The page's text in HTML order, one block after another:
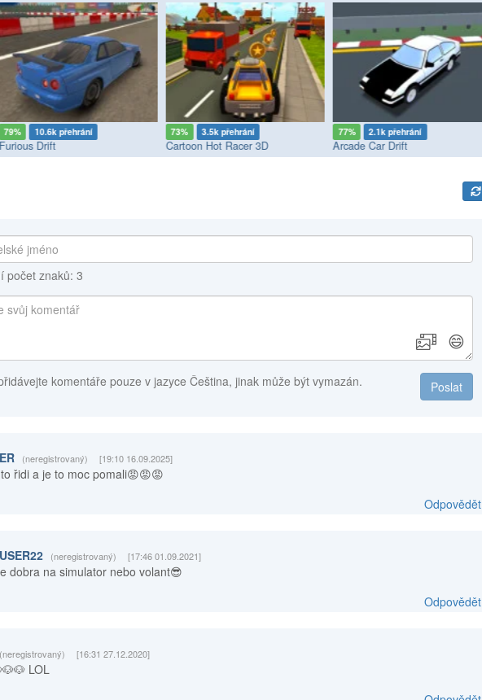
79% 10.6k přehrání
Furious Drift
73% 3.5k přehrání
Cartoon Hot Racer 3D
77% 2.1k přehrání
Arcade Car Drift
počet znaků: 3
😄
Poslat
komentáře pouze v jazyce Čeština, jinak může být vymazán.
(neregistrovaný) [19:10 16.09.2025]
řidi a je to moc pomali😡😡😡
Odpovědět
(neregistrovaný) [17:46 01.09.2021]
dobra na simulator nebo volant😎
Odpovědět
(neregistrovaný) [16:31 27.12.2020]
LOL